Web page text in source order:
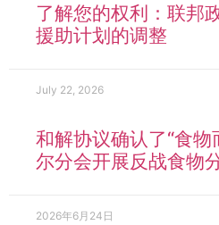
了解您的权利：联邦
援助计划的调整
July 22, 2026
和解协议确认了“食物
尔分会开展反战食物
2026年6月24日